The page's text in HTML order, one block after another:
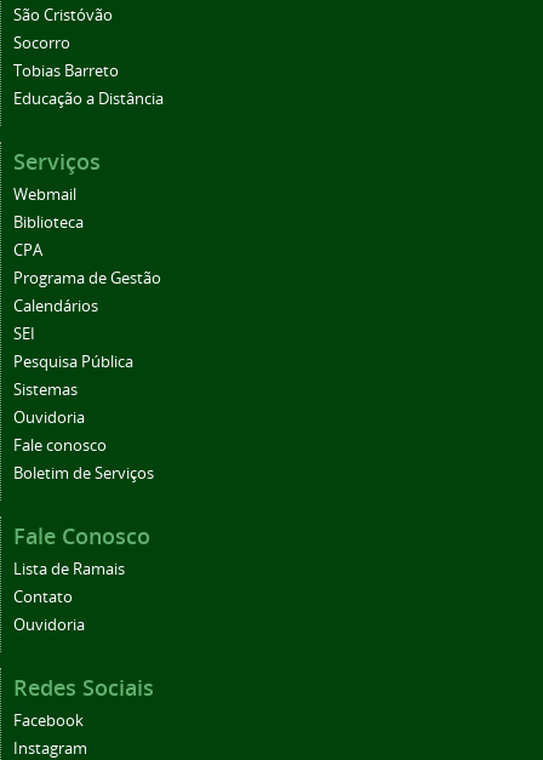
São Cristóvão
Socorro
Tobias Barreto
Educação a Distância
Serviços
Webmail
Biblioteca
CPA
Programa de Gestão
Calendários
SEI
Pesquisa Pública
Sistemas
Ouvidoria
Fale conosco
Boletim de Serviços
Fale Conosco
Lista de Ramais
Contato
Ouvidoria
Redes Sociais
Facebook
Instagram